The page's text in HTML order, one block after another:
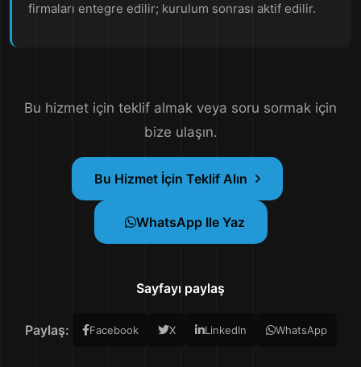
firmaları entegre edilir; kurulum sonrası aktif edilir.
Bu hizmet için teklif almak veya soru sormak için
bize ulaşın.
Bu Hizmet İçin Teklif Alın
WhatsApp Ile Yaz
Sayfayı paylaş
Paylaş: Facebook X LinkedIn WhatsApp